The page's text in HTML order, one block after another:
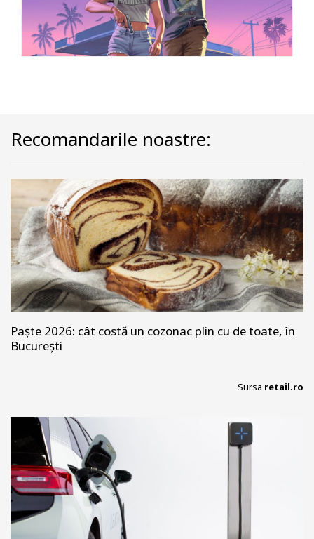
Recomandarile noastre:
Paște 2026: cât costă un cozonac plin cu de toate, în
București
Sursa retail.ro